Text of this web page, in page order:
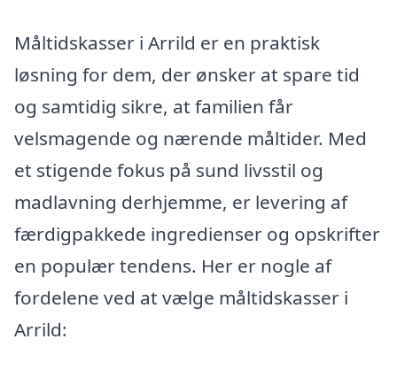
Måltidskasser i Arrild er en praktisk
løsning for dem, der ønsker at spare tid
og samtidig sikre, at familien får
velsmagende og nærende måltider. Med
et stigende fokus på sund livsstil og
madlavning derhjemme, er levering af
færdigpakkede ingredienser og opskrifter
en populær tendens. Her er nogle af
fordelene ved at vælge måltidskasser i
Arrild: